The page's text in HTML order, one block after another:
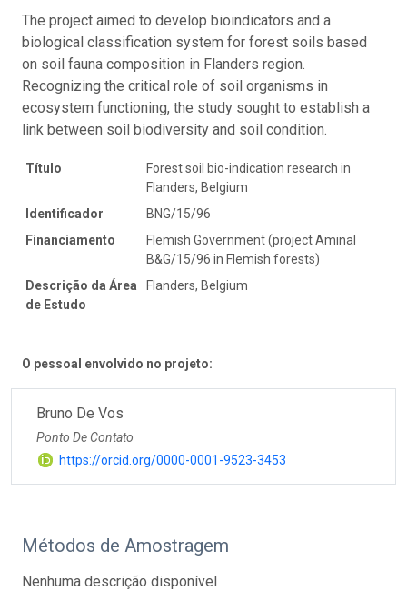
The project aimed to develop bioindicators and a
biological classification system for forest soils based
on soil fauna composition in Flanders region.
Recognizing the critical role of soil organisms in
ecosystem functioning, the study sought to establish a
link between soil biodiversity and soil condition.
Título
Forest soil bio-indication research in
Flanders, Belgium
Identificador
BNG/15/96
Financiamento
Flemish Government (project Aminal
B&G/15/96 in Flemish forests)
Descrição da Área
de Estudo
Flanders, Belgium
O pessoal envolvido no projeto:
Bruno De Vos
Ponto De Contato
https://orcid.org/0000-0001-9523-3453
Métodos de Amostragem
Nenhuma descrição disponível